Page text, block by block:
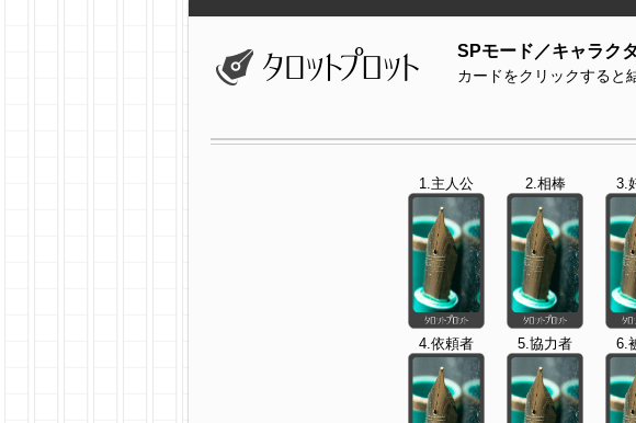
SPモード／キャラク
カードをクリックすると
1.主人公 2.相棒 3.
4.依頼者 5.協力者 6.